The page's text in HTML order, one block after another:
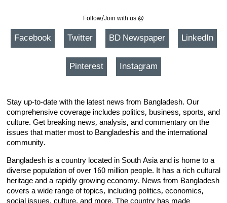
Follow/Join with us @
Facebook Twitter BD Newspaper LinkedIn
Pinterest Instagram
Stay up-to-date with the latest news from Bangladesh. Our
comprehensive coverage includes politics, business, sports, and
culture. Get breaking news, analysis, and commentary on the
issues that matter most to Bangladeshis and the international
community.
Bangladesh is a country located in South Asia and is home to a
diverse population of over 160 million people. It has a rich cultural
heritage and a rapidly growing economy. News from Bangladesh
covers a wide range of topics, including politics, economics,